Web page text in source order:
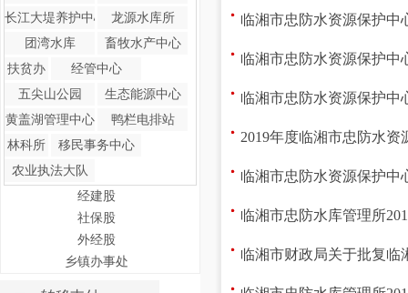
长江大堤养护中心
龙源水库所
团湾水库
畜牧水产中心
扶贫办
经管中心
五尖山公园
生态能源中心
黄盖湖管理中心
鸭栏电排站
林科所
移民事务中心
农业执法大队
经建股
社保股
外经股
乡镇办事处
临湘市忠防水资源保护中
临湘市忠防水资源保护中
临湘市忠防水资源保护中
2019年度临湘市忠防水资
临湘市忠防水资源保护中
临湘市忠防水库管理所
临湘市财政局关于批复临